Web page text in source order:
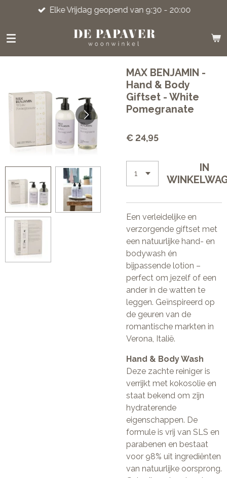
naar
hoofdinhoud
Elke Vrijdag geopend van 9:30 - 20:00
MAX BENJAMIN -
Hand & Body
Giftset - White
Pomegranate
€ 24,95
IN
Een verleidelijke en
verzorgende giftset met
een natuurlijke hand- en
bodywash én
bijpassende lotion –
perfect om jezelf of een
ander in de watten te
leggen. Geïnspireerd op
de geuren van de
romantische markten in
Verona, Italië.
Hand & Body Wash
Deze zachte reiniger is
verrijkt met kokosolie en
staat bekend om zijn
hydraterende
eigenschappen. De
formule is vrij van SLS en
parabenen en bestaat
voor 98% uit ingrediënten
van natuurlijke oorsprong.